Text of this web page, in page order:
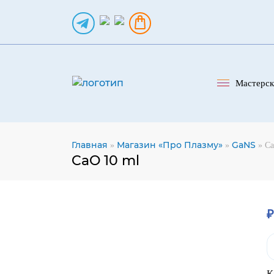
Главная » Магазин «Про Плазму» » GaNS »
CaO 10 ml